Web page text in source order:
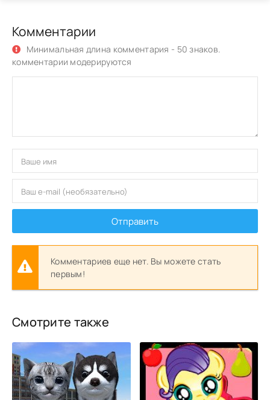
Комментарии
Минимальная длина комментария - 50 знаков.
комментарии модерируются
Отправить
Комментариев еще нет. Вы можете стать
первым!
Смотрите также